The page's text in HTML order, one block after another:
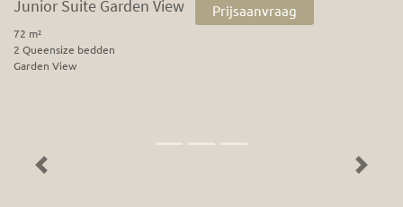
Junior Suite Garden View Prijsaanvraag
72 m²
2 Queensize bedden
Garden View
Previous Next